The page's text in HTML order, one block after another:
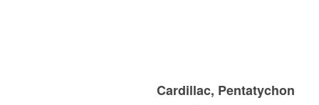
Cardillac, Pentatychon